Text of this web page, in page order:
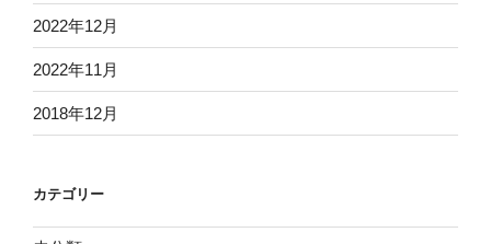
2022年12月
2022年11月
2018年12月
カテゴリー